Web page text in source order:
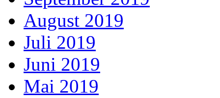
August 2019
Juli 2019
Juni 2019
Mai 2019